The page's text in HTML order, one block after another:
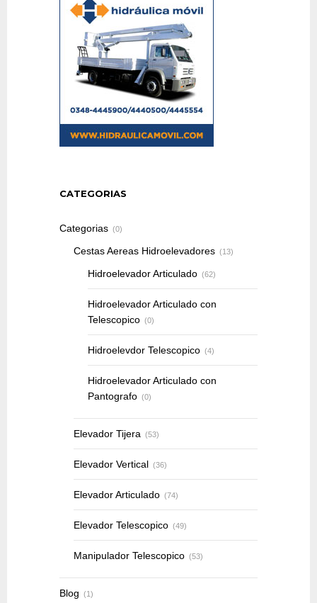
CATEGORIAS
Categorias (0)
Cestas Aereas Hidroelevadores (13)
Hidroelevador Articulado (62)
Hidroelevador Articulado con
Telescopico (0)
Hidroelevdor Telescopico (4)
Hidroelevador Articulado con
Pantografo (0)
Elevador Tijera (53)
Elevador Vertical (36)
Elevador Articulado (74)
Elevador Telescopico (49)
Manipulador Telescopico (53)
Blog (1)